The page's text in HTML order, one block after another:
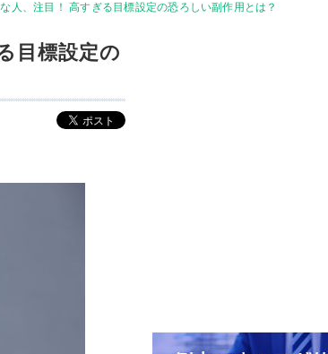
人、注目！ 高すぎる目標設定の恐ろしい副作用とは？
目標設定の